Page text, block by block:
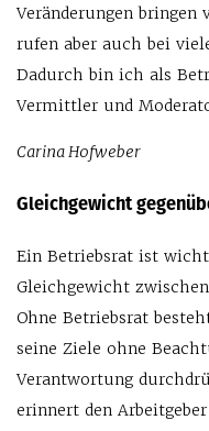
Veränderungen
rufen aber auch bei
Dadurch bin ich als
Vermittler und
Carina Hofweber
Gleichgewicht
Ein Betriebsrat ist
Gleichgewicht
Ohne Betriebsrat
seine Ziele ohne
Verantwortung
erinnert den